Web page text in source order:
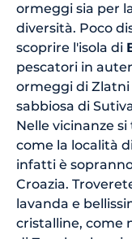
ormeggi sia per
diversità. Poco
scoprire l'isola di
pescatori in
ormeggi di Zlatni
sabbiosa di
Nelle vicinanze
come la località
infatti è
Croazia.
lavanda e
cristalline, come